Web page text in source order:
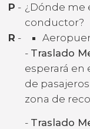
P - ¿Dónde me
conductor?
R -
- Traslado
esperará en
de
zona de
- Traslado